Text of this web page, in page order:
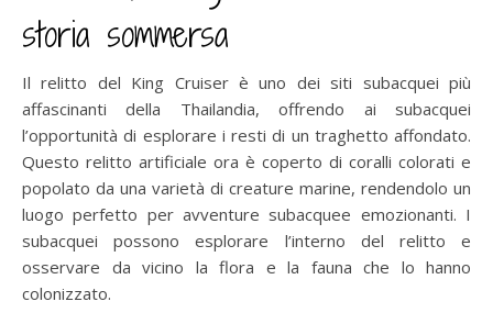
storia sommersa
Il relitto del King Cruiser è uno dei siti subacquei più
affascinanti della Thailandia, offrendo ai subacquei
l’opportunità di esplorare i resti di un traghetto affondato.
Questo relitto artificiale ora è coperto di coralli colorati e
popolato da una varietà di creature marine, rendendolo un
luogo perfetto per avventure subacquee emozionanti. I
subacquei possono esplorare l’interno del relitto e
osservare da vicino la flora e la fauna che lo hanno
colonizzato.